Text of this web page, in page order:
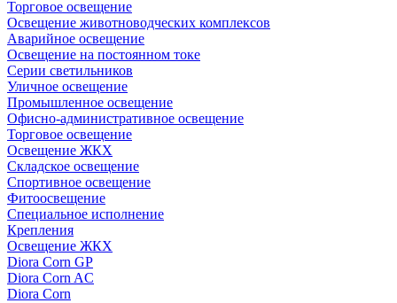
Торговое освещение
Освещение животноводческих комплексов
Аварийное освещение
Освещение на постоянном токе
Серии светильников
Уличное освещение
Промышленное освещение
Офисно-административное освещение
Торговое освещение
Освещение ЖКХ
Складское освещение
Спортивное освещение
Фитоосвещение
Специальное исполнение
Крепления
Освещение ЖКХ
Diora Corn GP
Diora Corn AC
Diora Corn